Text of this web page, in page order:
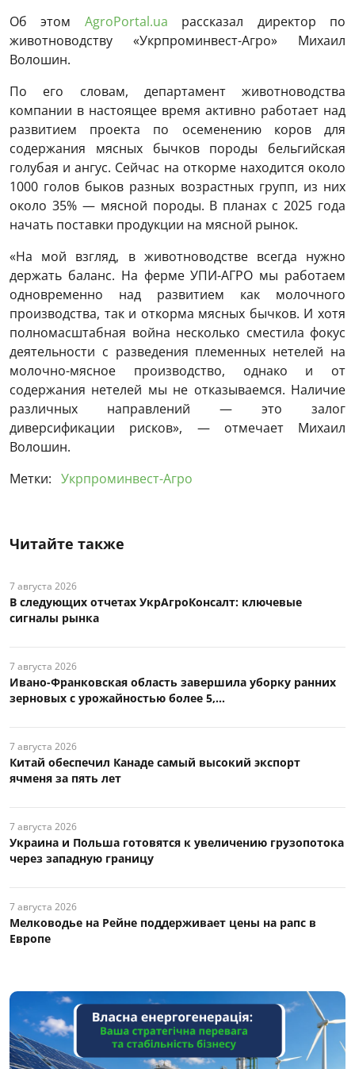
Об этом AgroPortal.ua рассказал директор по
животноводству «Укрпроминвест-Агро» Михаил
Волошин.
По его словам, департамент животноводства
компании в настоящее время активно работает над
развитием проекта по осеменению коров для
содержания мясных бычков породы бельгийская
голубая и ангус. Сейчас на откорме находится около
1000 голов быков разных возрастных групп, из них
около 35% — мясной породы. В планах с 2025 года
начать поставки продукции на мясной рынок.
«На мой взгляд, в животноводстве всегда нужно
держать баланс. На ферме УПИ-АГРО мы работаем
одновременно над развитием как молочного
производства, так и откорма мясных бычков. И хотя
полномасштабная война несколько сместила фокус
деятельности с разведения племенных нетелей на
молочно-мясное производство, однако и от
содержания нетелей мы не отказываемся. Наличие
различных направлений — это залог
диверсификации рисков», — отмечает Михаил
Волошин.
Метки: Укрпроминвест-Агро
Читайте также
7 августа 2026
В следующих отчетах УкрАгроКонсалт: ключевые
сигналы рынка
7 августа 2026
Ивано-Франковская область завершила уборку ранних
зерновых с урожайностью более 5,...
7 августа 2026
Китай обеспечил Канаде самый высокий экспорт
ячменя за пять лет
7 августа 2026
Украина и Польша готовятся к увеличению грузопотока
через западную границу
7 августа 2026
Мелководье на Рейне поддерживает цены на рапс в
Европе